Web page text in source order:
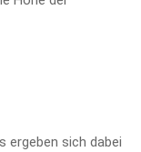
ergeben sich dabei